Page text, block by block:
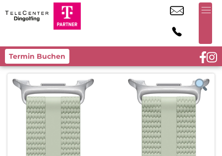
Termin Buchen